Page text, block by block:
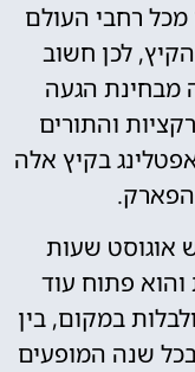
מכל רחבי העולם
לכן חשוב
מבחינת הגעה
והתורים
בקיץ אלה
אוגוסט שעות
פתוח עוד
במקום, בין
בכל שנה המופעים